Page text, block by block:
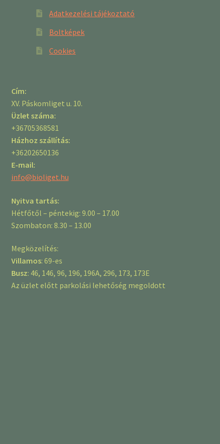
Adatkezelési tájékoztató
Boltképek
Cookies
Cím:
XV. Páskomliget u. 10.
Üzlet száma:
+36705368581
Házhoz szállítás:
+36202650136
E-mail:
info@bioliget.hu
Nyitva tartás:
Hétfőtől – péntekig: 9.00 – 17.00
Szombaton: 8.30 – 13.00
Megközelítés:
Villamos: 69-es
Busz: 46, 146, 96, 196, 196A, 296, 173, 173E
Az üzlet előtt parkolási lehetőség megoldott